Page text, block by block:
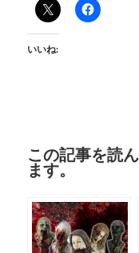
いいね:
この記事を読
ます。